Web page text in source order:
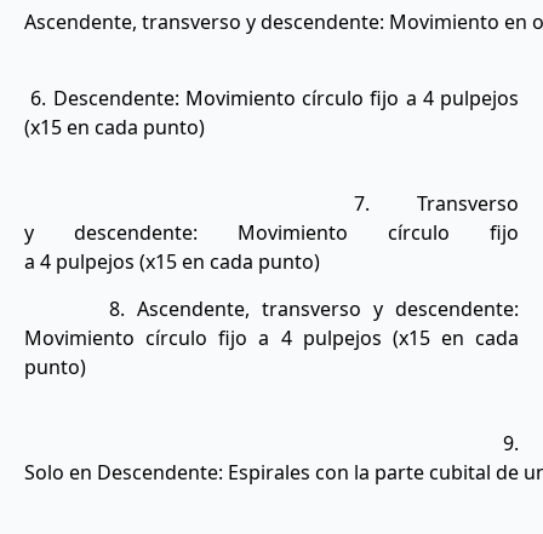
Ascendente, transverso y descendente: Movimiento en
6. Descendente: Movimiento círculo fijo a 4 pulpejos
(x15 en cada punto)
7. Transverso
y descendente: Movimiento círculo fijo
a 4 pulpejos (x15 en cada punto)
8. Ascendente, transverso y descendente:
Movimiento círculo fijo a 4 pulpejos (x15 en cada
punto)
9.
Solo en Descendente: Espirales con la parte cubital de